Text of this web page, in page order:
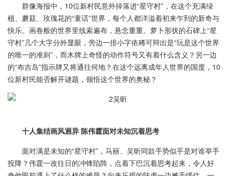
群像海报中，10位新村民意外掉落进“星守村”，在这个充满绿
植、蘑菇、玫瑰花的“童话”世界，每个人都洋溢着初来乍到的新奇与
快乐。画卷般的世界里线索遍布，悬念重重。萝卜形状的石碑上“星
守村”几个大字分外显眼，旁边一排小字依稀可辩出是“玩是这个世界
的唯一的准则”，而木牌上奇怪的动作符号又有着什么含义？另一边
的“布吉岛”指示牌又将通往何地？在这个远离成年人世界的国度，10
位新村民能否解开谜题，领悟这个世界的奥秘？
十人集结画风迥异 陈伟霆面对未知沉着思考
面对满是未知的“星守村”，马丽、吴昕同款手势似乎是对谁举手
投降？伟霆一改往日的冲锋陷阵，点着下巴沉着思考起来，令人好